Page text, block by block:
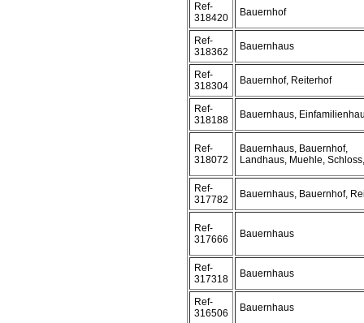
Ref-
318420
Bauernhof
Ref-
318362
Bauernhaus
Ref-
318304
Bauernhof, Reiterhof
Ref-
318188
Bauernhaus,
Ref-
318072
Bauernhaus, Bauernhof,
Landhaus, Muehle,
Ref-
317782
Bauernhaus, Bauernhof,
Ref-
317666
Bauernhaus
Ref-
317318
Bauernhaus
Ref-
316506
Bauernhaus